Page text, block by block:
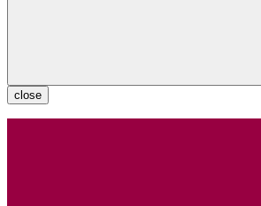
close